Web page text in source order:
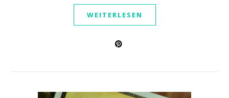
WEITERLESEN